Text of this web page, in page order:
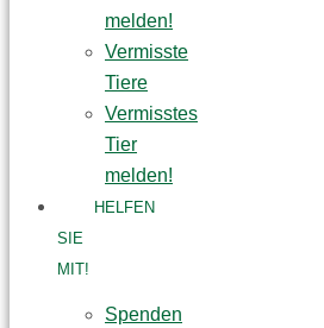
melden!
Vermisste
Tiere
Vermisstes
Tier
melden!
HELFEN
SIE
MIT!
Spenden